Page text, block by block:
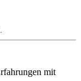
mit